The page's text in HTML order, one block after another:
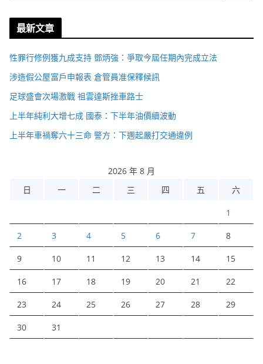
最新文章
性罪行修例獲九成支持 鄧炳強：爭取今屆任期內完成立法
涉造假公屋富戶申報表 倉管員准保釋候訊
足球盛會次場激戰 祖雲達斯挫車路士
上半年純利大增七成 國泰：下半年油價續波動
上半年車禍奪六十三命 警方：下週起嚴打交通違例
2026 年 8 月
日
一 二 三 四 五 六
1
2 3 4 5 6 7 8
9 10 11 12 13 14 15
16 17 18 19 20 21 22
23 24 25 26 27 28 29
30 31